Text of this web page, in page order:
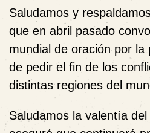
Saludamos y
que en abril pasado
mundial de oración por la
de pedir el fin de los
distintas regiones del
Saludamos la valentía